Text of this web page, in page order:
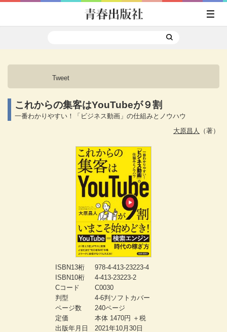
Tweet
これからの集客はYouTubeが９割
一番わかりやすい！「ビジネス動画」の仕組みとノウハウ
大原昌人
（著）
ISBN13桁
978-4-413-23223-4
ISBN10桁
4-413-23223-2
Cコード
C0030
判型
4-6判ソフトカバー
ページ数
240ページ
定価
本体 1470円 ＋税
出版年月日
2021年10月30日